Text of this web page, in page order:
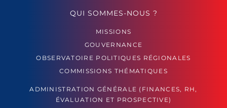
QUI SOMMES-NOUS ?
MISSIONS
GOUVERNANCE
OBSERVATOIRE POLITIQUES RÉGIONALES
COMMISSIONS THÉMATIQUES
ADMINISTRATION GÉNÉRALE (FINANCES, RH,
ÉVALUATION ET PROSPECTIVE)